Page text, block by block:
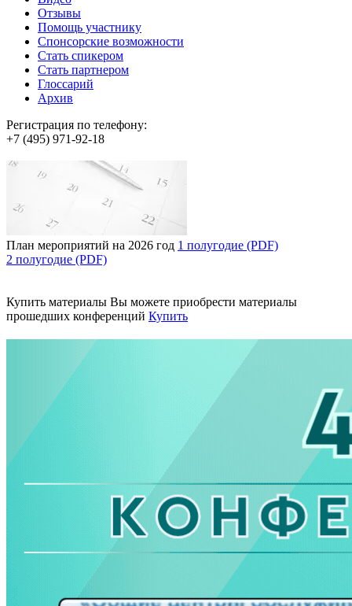
Отзывы
Помощь участнику
Спонсорские возможности
Стать спикером
Стать партнером
Глоссарий
Архив
Регистрация по телефону:
+7 (495) 971-92-18
План мероприятий на 2026 год 1 полугодие (PDF)
2 полугодие (PDF)
Купить материалы Вы можете приобрести материалы
прошедших конференций Купить